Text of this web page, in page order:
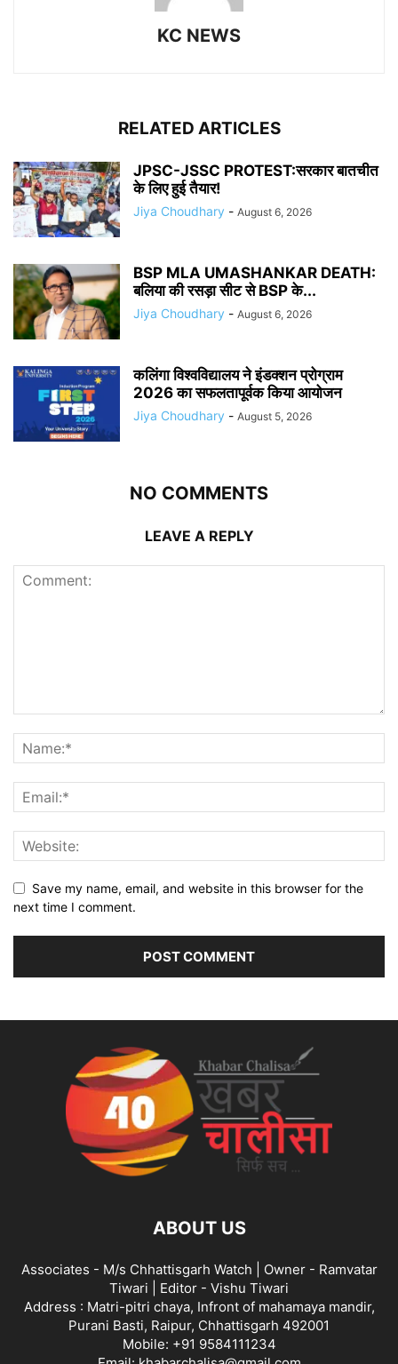
KC NEWS
RELATED ARTICLES
JPSC-JSSC PROTEST:सरकार बातचीत
के लिए हुई तैयार!
Jiya Choudhary - August 6, 2026
BSP MLA UMASHANKAR DEATH:
बलिया की रसड़ा सीट से BSP के...
Jiya Choudhary - August 6, 2026
कलिंगा विश्वविद्यालय ने इंडक्शन प्रोग्राम
2026 का सफलतापूर्वक किया आयोजन
Jiya Choudhary - August 5, 2026
NO COMMENTS
LEAVE A REPLY
Save my name, email, and website in this browser for the
next time I comment.
ABOUT US
Associates - M/s Chhattisgarh Watch | Owner - Ramvatar
Tiwari | Editor - Vishu Tiwari
Address : Matri-pitri chaya, Infront of mahamaya mandir,
Purani Basti, Raipur, Chhattisgarh 492001
Mobile: +91 9584111234